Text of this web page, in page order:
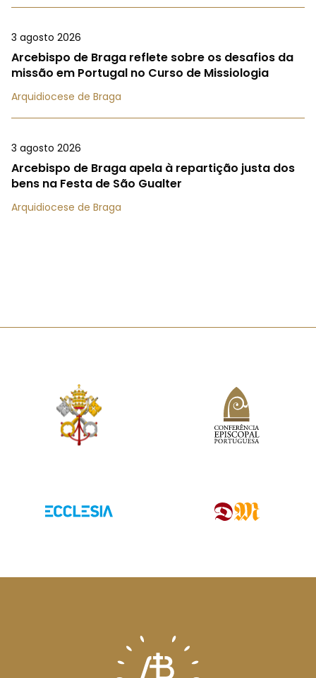
3 agosto 2026
Arcebispo de Braga reflete sobre os desafios da
missão em Portugal no Curso de Missiologia
Arquidiocese de Braga
3 agosto 2026
Arcebispo de Braga apela à repartição justa dos
bens na Festa de São Gualter
Arquidiocese de Braga